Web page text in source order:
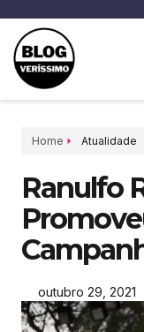
Home Atualidade
Ranulfo
outubro 29, 2021